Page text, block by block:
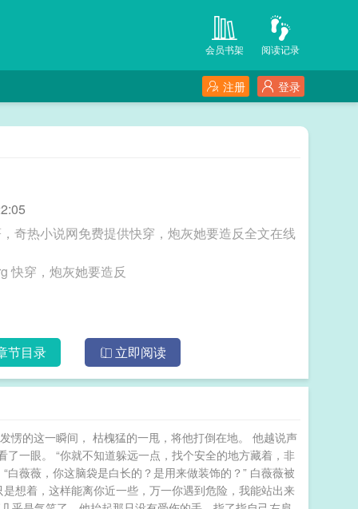
阅读记录
会员书架
登录
注册
奇热小说网免费提供快穿，炮灰她要造反全文在线
三秒记住本站：奇热小说网 网址：www.qrxs.org 快穿，炮灰她要造反
节目录 立即阅读
愣的这一瞬间， 枯槐猛的一甩，将他打倒在地。 他越说声
一眼。 “你就不知道躲远一点，找个安全的地方藏着，非
薇薇，你这脑袋是白长的？是用来做装饰的？” 白薇薇被
想着，这样能离你近一些，万一你遇到危险，我能站出来